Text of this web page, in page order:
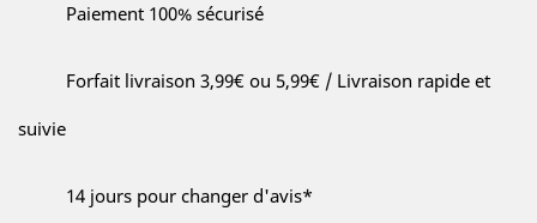
Paiement 100% sécurisé
Forfait livraison 3,99€ ou 5,99€ / Livraison rapide et
suivie
14 jours pour changer d'avis*